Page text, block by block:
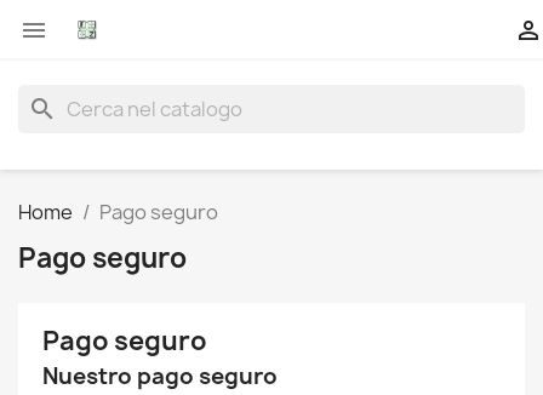
 
search
Home Pago seguro
Pago seguro
Pago seguro
Nuestro pago seguro